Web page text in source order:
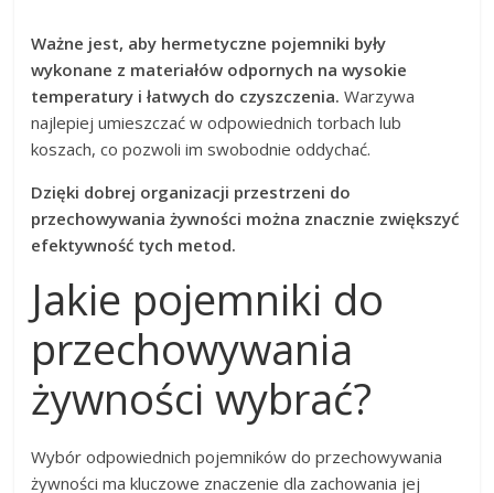
Ważne jest, aby hermetyczne pojemniki były
wykonane z materiałów odpornych na wysokie
temperatury i łatwych do czyszczenia. Warzywa
najlepiej umieszczać w odpowiednich torbach lub
koszach, co pozwoli im swobodnie oddychać.
Dzięki dobrej organizacji przestrzeni do
przechowywania żywności można znacznie zwiększyć
efektywność tych metod.
Jakie pojemniki do
przechowywania
żywności wybrać?
Wybór odpowiednich pojemników do przechowywania
żywności ma kluczowe znaczenie dla zachowania jej